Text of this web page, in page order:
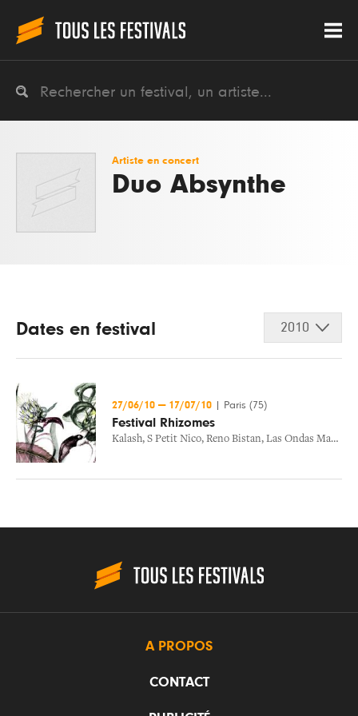
Artiste en concert
Duo Absynthe
Dates en festival 2010
27/06/10 — 17/07/10 Paris (75)
Festival Rhizomes
Kalash, S Petit Nico, Reno Bistan, Las Ondas Marteles
A PROPOS
CONTACT